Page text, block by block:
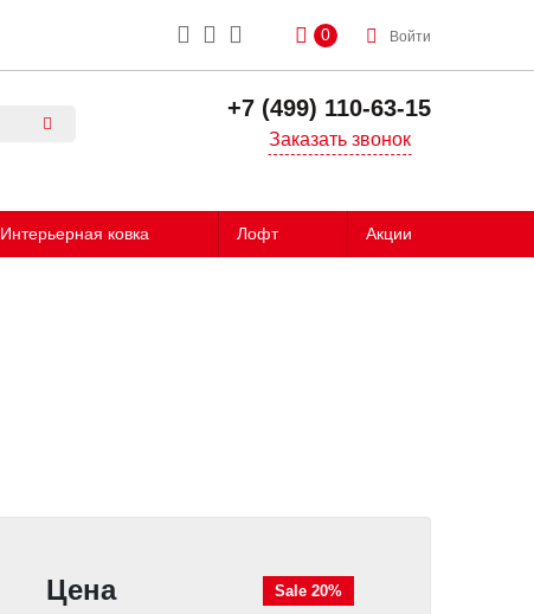
0 Войти
+7 (499) 110-63-15
Заказать звонок
Интерьерная ковка Лофт Акции
Цена Sale 20%